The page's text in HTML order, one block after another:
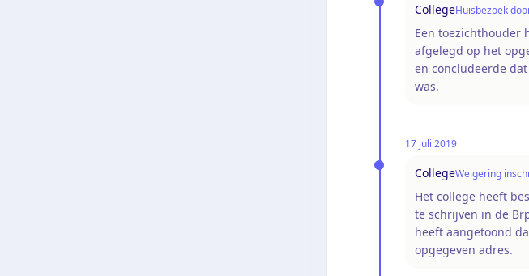
CollegeHuisbezoek
Een toezichthouder
afgelegd op het
en concludeerde
was.
17 juli 2019
CollegeWeigering
Het college heeft
te schrijven in de
heeft aangetoond
opgegeven adres.